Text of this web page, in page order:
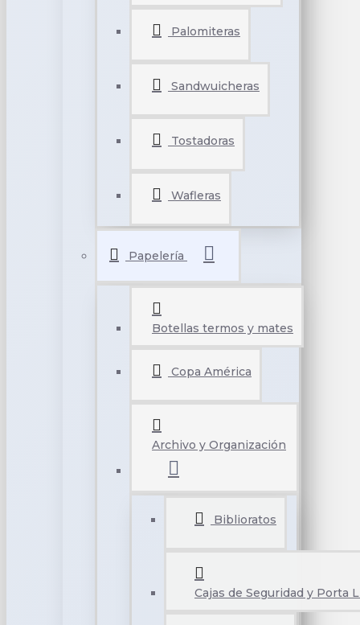
Palomiteras
Sandwuicheras
Tostadoras
Wafleras
Papelería
Botellas termos y mates
Copa América
Archivo y Organización
Biblioratos
Cajas de Seguridad y Porta